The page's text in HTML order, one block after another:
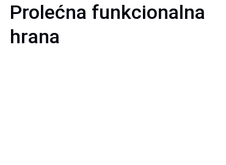
Prolećna funkcionalna
hrana